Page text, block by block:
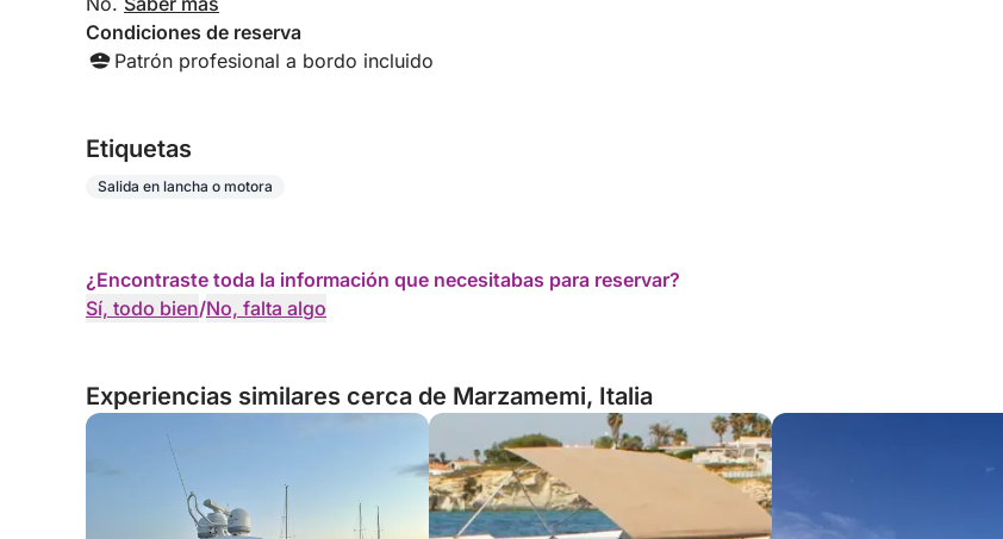
Condiciones de reserva
Patrón profesional a bordo incluido
Etiquetas
Salida en lancha o motora
¿Encontraste toda la información que necesitabas para reservar?
Sí, todo bien/No, falta algo
Experiencias similares cerca de Marzamemi, Italia